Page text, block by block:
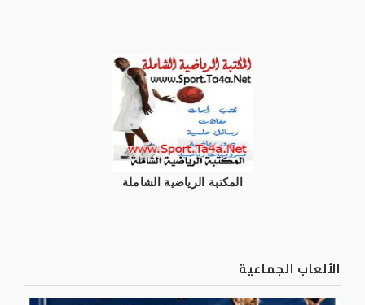
المكتبة الرياضية الشاملة
الألعاب الجماعية